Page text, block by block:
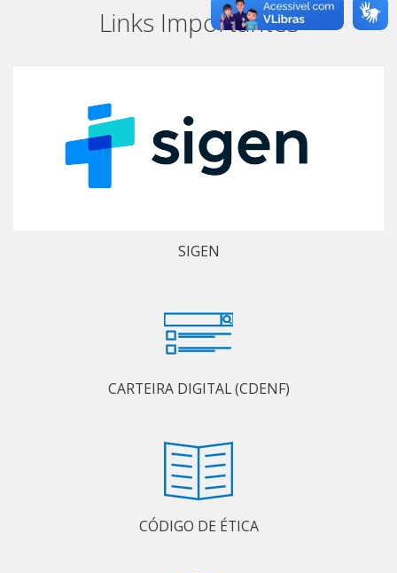
Links Importantes
SIGEN
CARTEIRA DIGITAL (CDENF)
CÓDIGO DE ÉTICA